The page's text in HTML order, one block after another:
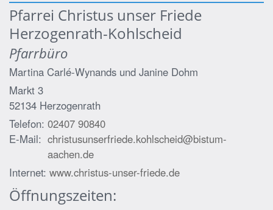
Pfarrei Christus unser Friede
Herzogenrath-Kohlscheid
Pfarrbüro
Martina Carlé-Wynands und Janine Dohm
Markt 3
52134 Herzogenrath
Telefon: 02407 90840
E-Mail: christusunserfriede.kohlscheid@bistum-
aachen.de
Internet: www.christus-unser-friede.de
Öffnungszeiten: